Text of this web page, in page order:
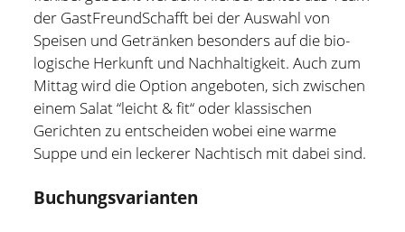
der GastFreundSchafft bei der Aus­wahl von
Speisen und Getränken besonders auf die bio­
logische Herkunft und Nach­haltigkeit. Auch zum
Mittag wird die Option angeboten, sich zwischen
einem Salat “leicht & fit“ oder klas­sischen
Gerichten zu ent­scheiden wobei eine warme
Suppe und ein leckerer Nach­tisch mit dabei sind.
Buchungsvarianten